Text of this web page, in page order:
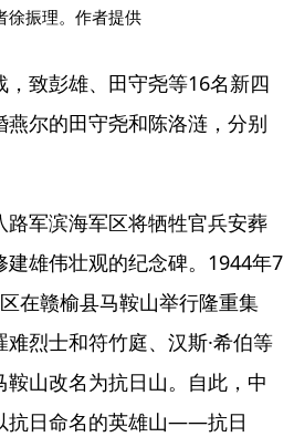
徐振理。作者提供
，致彭雄、田守尧等16名新四
尔的田守尧和陈洛涟，分别
路军滨海军区将牺牲官兵安葬
雄伟壮观的纪念碑。1944年7
在赣榆县马鞍山举行隆重集
烈士和符竹庭、汉斯·希伯等
山改名为抗日山。自此，中
抗日命名的英雄山——抗日